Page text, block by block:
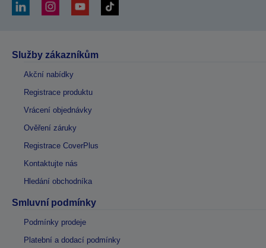
Služby zákazníkům
Akční nabídky
Registrace produktu
Vrácení objednávky
Ověření záruky
Registrace CoverPlus
Kontaktujte nás
Hledání obchodníka
Smluvní podmínky
Podmínky prodeje
Platební a dodací podmínky